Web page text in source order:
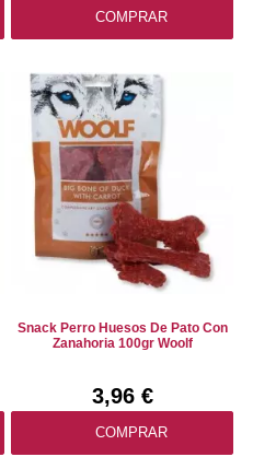
COMPRAR
Snack Perro Huesos De Pato Con
Zanahoria 100gr Woolf
3,96 €
COMPRAR